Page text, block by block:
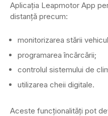
Aplicația Leapmotor App
distanță precum:
monitorizarea stării
programarea încărcării;
controlul sistemului de
utilizarea cheii digitale.
Aceste funcționalități pot